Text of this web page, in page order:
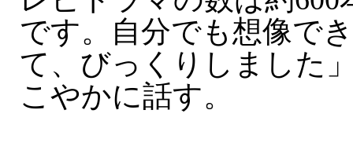
です。自分でも想像で
て、びっくりしました
こやかに話す。